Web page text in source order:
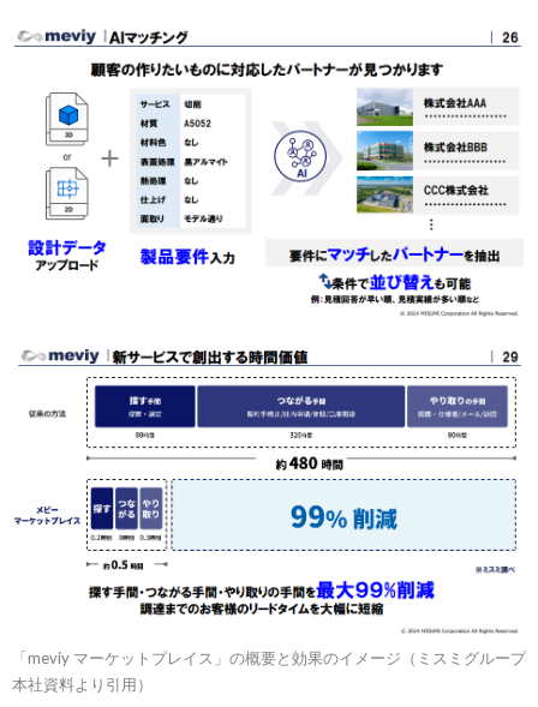
「meviy マーケットプレイス」の概要と効果のイメージ（ミスミグループ
本社資料より引用）